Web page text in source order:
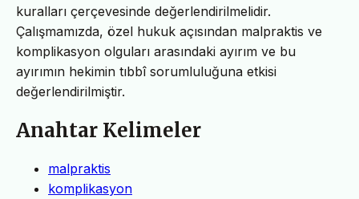
kuralları çerçevesinde değerlendirilmelidir.
Çalışmamızda, özel hukuk açısından malpraktis ve
komplikasyon olguları arasındaki ayırım ve bu
ayırımın hekimin tıbbî sorumluluğuna etkisi
değerlendirilmiştir.
Anahtar Kelimeler
malpraktis
komplikasyon